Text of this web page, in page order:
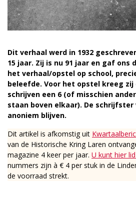
Dit verhaal werd in 1932
15 jaar. Zij is nu 91 jaar en gaf ons
het verhaal/opstel op school,
beleefde. Voor het opstel kreeg zij
schrijven een 6 (of misschien
staan boven elkaar). De
anoniem blijven.
Dit artikel is afkomstig uit
van de Historische Kring Laren
magazine 4 keer per jaar. U kunt hier
nummers zijn à € 4 per stuk in de
de voorraad strekt.